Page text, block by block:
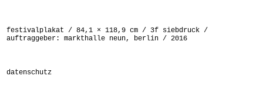
festivalplakat / 84,1 × 118,9 cm / 3f siebdruck /
auftraggeber: markthalle neun, berlin / 2016
datenschutz